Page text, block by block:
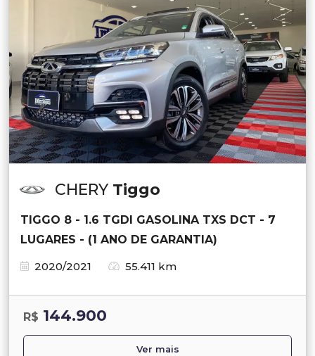
CHERY Tiggo
TIGGO 8 - 1.6 TGDI GASOLINA TXS DCT - 7
LUGARES - (1 ANO DE GARANTIA)
2020/2021
55.411 km
R$ 144.900
Ver mais